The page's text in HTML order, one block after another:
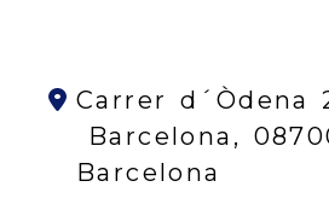
Carrer d´Òdena
Barcelona,
Barcelona